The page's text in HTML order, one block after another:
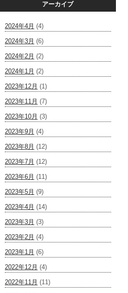
アーカイブ
2024年4月 (4)
2024年3月 (6)
2024年2月 (2)
2024年1月 (2)
2023年12月 (1)
2023年11月 (7)
2023年10月 (3)
2023年9月 (4)
2023年8月 (12)
2023年7月 (12)
2023年6月 (11)
2023年5月 (9)
2023年4月 (14)
2023年3月 (3)
2023年2月 (4)
2023年1月 (6)
2022年12月 (4)
2022年11月 (11)